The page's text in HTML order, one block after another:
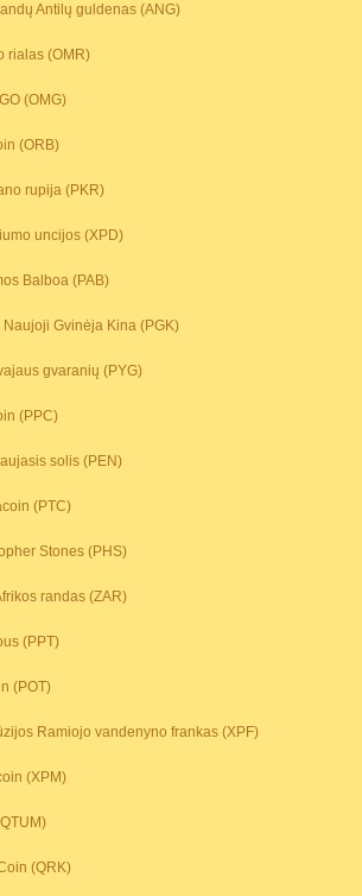
Antilų guldenas (ANG)
rialas (OMR)
(OMG)
(ORB)
rupija (PKR)
uncijos (XPD)
Balboa (PAB)
Naujoji Gvinėja Kina (PGK)
gvaranių (PYG)
(PPC)
solis (PEN)
(PTC)
Stones (PHS)
randas (ZAR)
(PPT)
(POT)
Ramiojo vandenyno frankas (XPF)
(XPM)
(QRK)